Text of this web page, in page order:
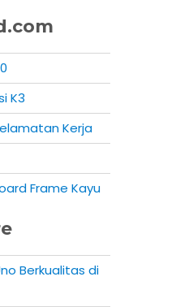
K3
Kerja
Frame Kayu
Berkualitas di